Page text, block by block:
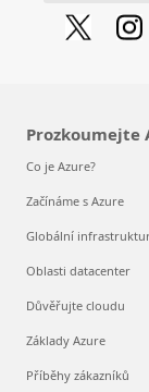
Prozkoumejte
Co je Azure?
Začínáme s Azure
Globální
Oblasti datacenter
Důvěřujte cloudu
Základy Azure
Příběhy zákazníků